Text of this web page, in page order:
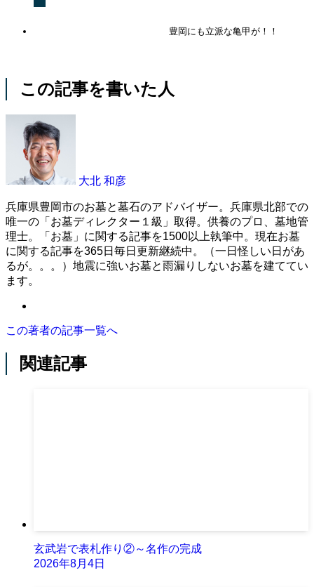
豊岡にも立派な亀甲が！！
この記事を書いた人
大北 和彦
兵庫県豊岡市のお墓と墓石のアドバイザー。兵庫県北部での
唯一の「お墓ディレクター１級」取得。供養のプロ、墓地管
理士。「お墓」に関する記事を1500以上執筆中。現在お墓
に関する記事を365日毎日更新継続中。（一日怪しい日があ
るが。。。）地震に強いお墓と雨漏りしないお墓を建ててい
ます。
この著者の記事一覧へ
関連記事
玄武岩で表札作り②～名作の完成
2026年8月4日